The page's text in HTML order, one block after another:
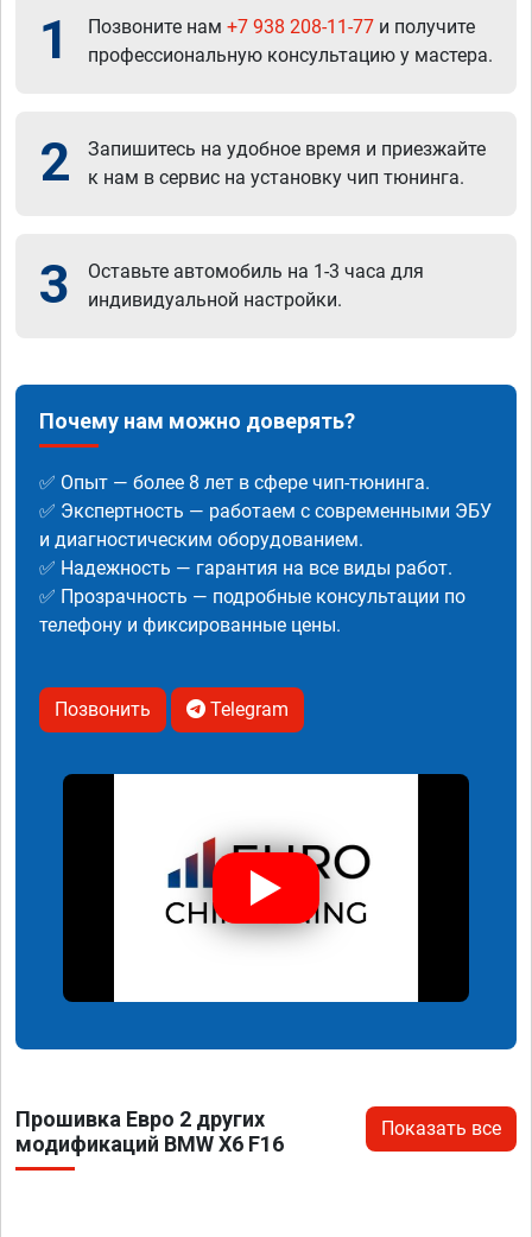
1 Позвоните нам +7 938 208-11-77 и получите
профессиональную консультацию у мастера.
2
Запишитесь на удобное время и приезжайте
к нам в сервис на установку чип тюнинга.
3
Оставьте автомобиль на 1-3 часа для
индивидуальной настройки.
Почему нам можно доверять?
✅ Опыт — более 8 лет в сфере чип-тюнинга.
✅ Экспертность — работаем с современными ЭБУ
и диагностическим оборудованием.
✅ Надежность — гарантия на все виды работ.
✅ Прозрачность — подробные консультации по
телефону и фиксированные цены.
Позвонить Telegram
Прошивка Евро 2 других
модификаций BMW X6 F16
Показать все